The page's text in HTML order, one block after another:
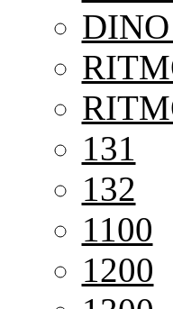
131
132
1100
1200